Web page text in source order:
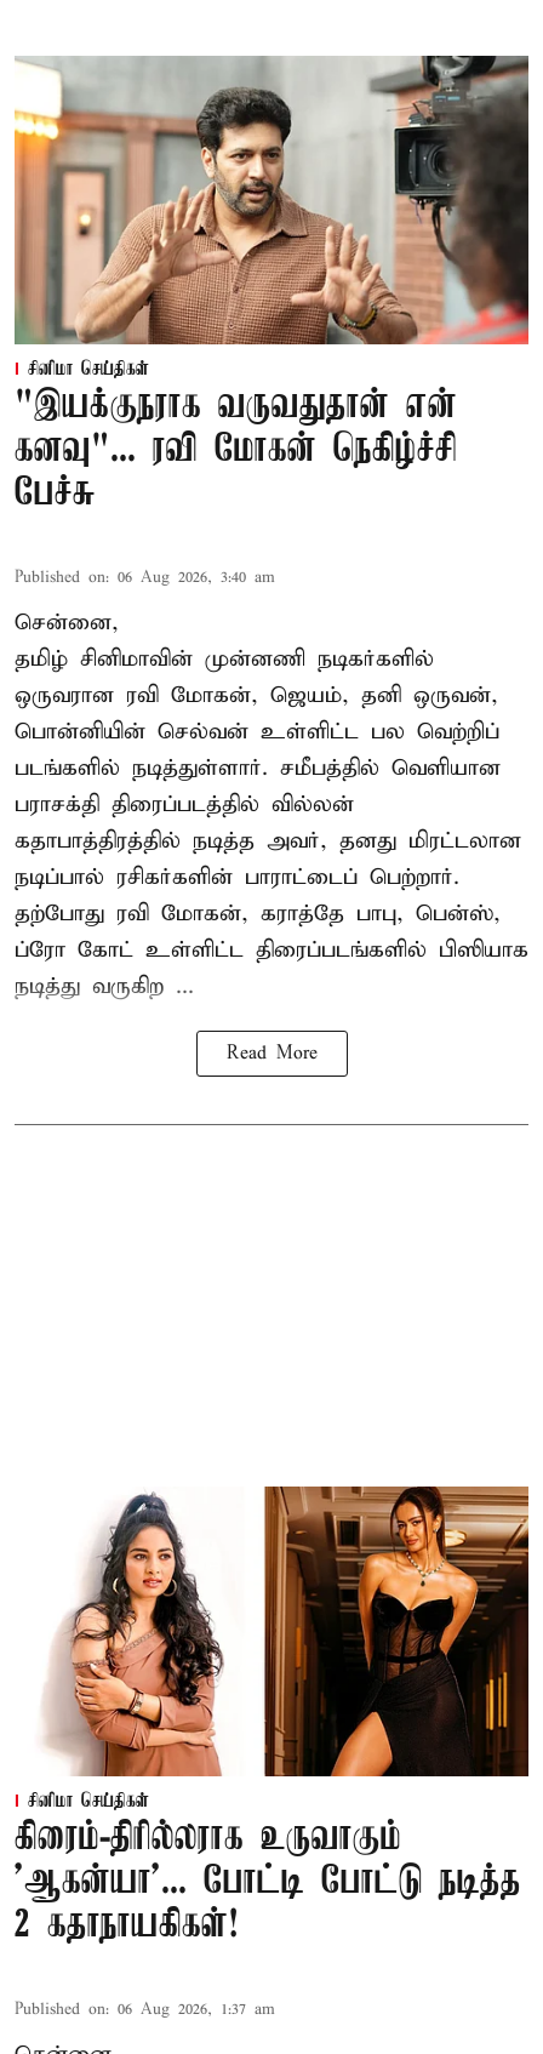
சினிமா செய்திகள்
"இயக்குநராக வருவதுதான் என்
கனவு"... ரவி மோகன் நெகிழ்ச்சி
பேச்சு
Published on: 06 Aug 2026, 3:40 am
சென்னை,
தமிழ் சினிமாவின் முன்னணி நடிகர்களில்
ஒருவரான ரவி மோகன், ஜெயம், தனி ஒருவன்,
பொன்னியின் செல்வன் உள்ளிட்ட பல வெற்றிப்
படங்களில் நடித்துள்ளார். சமீபத்தில் வெளியான
பராசக்தி திரைப்படத்தில் வில்லன்
கதாபாத்திரத்தில் நடித்த அவர், தனது மிரட்டலான
நடிப்பால் ரசிகர்களின் பாராட்டைப் பெற்றார்.
தற்போது ரவி மோகன், கராத்தே பாபு, பென்ஸ்,
ப்ரோ கோட் உள்ளிட்ட திரைப்படங்களில் பிஸியாக
நடித்து வருகிற ...
Read More
சினிமா செய்திகள்
கிரைம்-திரில்லராக உருவாகும்
'ஆகன்யா'... போட்டி போட்டு நடித்த
2 கதாநாயகிகள்!
Published on: 06 Aug 2026, 1:37 am